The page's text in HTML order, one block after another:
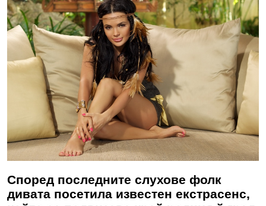
Според последните слухове фолк
дивата посетила известен екстрасенс,